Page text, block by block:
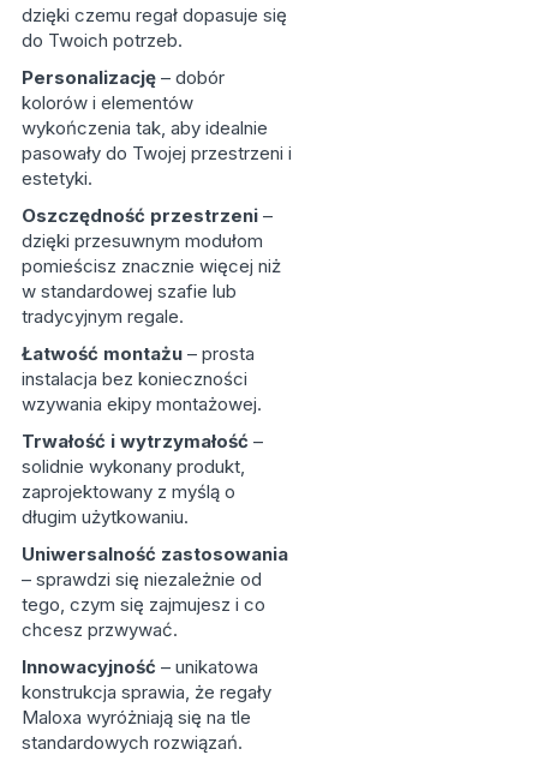
dzięki czemu regał dopasuje się
do Twoich potrzeb.
Personalizację– dobór
kolorów i elementów
wykończenia tak, aby idealnie
pasowały do Twojej przestrzeni i
estetyki.
Oszczędność przestrzeni–
dzięki przesuwnym modułom
pomieścisz znacznie więcej niż
w standardowej szafie lub
tradycyjnym regale.
Łatwość montażu– prosta
instalacja bez konieczności
wzywania ekipy montażowej.
Trwałość i wytrzymałość –
solidnie wykonany produkt,
zaprojektowany z myślą o
długim użytkowaniu.
Uniwersalność zastosowania
– sprawdzi się niezależnie od
tego, czym się zajmujesz i co
chcesz przwywać.
Innowacyjność – unikatowa
konstrukcja sprawia, że regały
Maloxa wyróżniają się na tle
standardowych rozwiązań.